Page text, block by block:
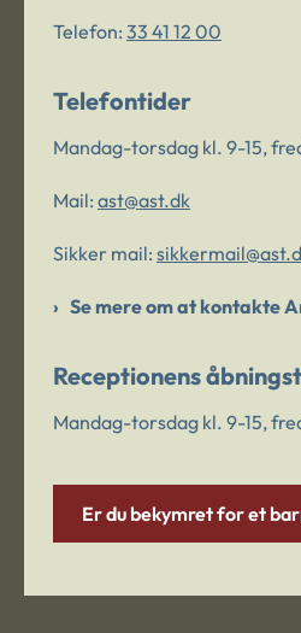
Telefon: 33 41 12 00
Telefontider
Mandag-torsdag kl. 9-15,
Mail: ast@ast.dk
Sikker mail:
Se mere om at kontakte
Receptionens
Mandag-torsdag kl. 9-15,
Er du bekymret for et